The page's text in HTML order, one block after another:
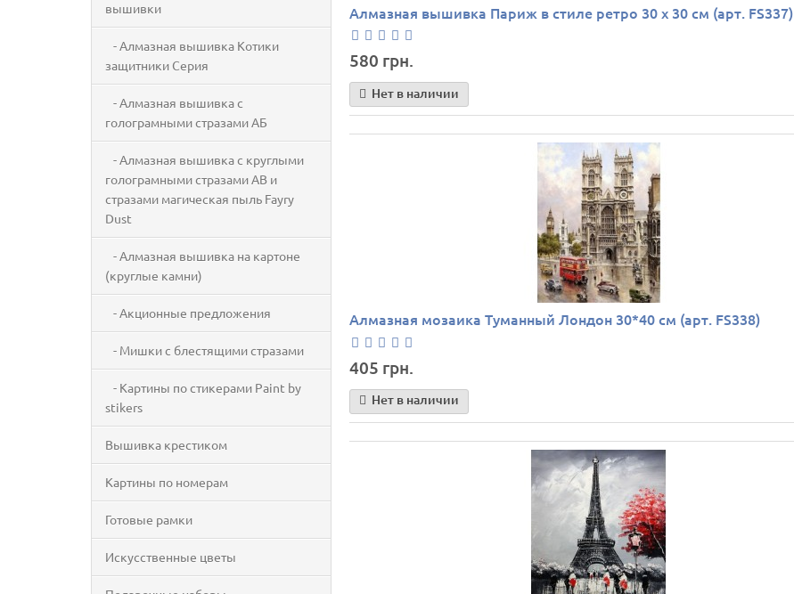
вышивки
- Алмазная вышивка Котики
защитники Серия
- Алмазная вышивка с
голограмными стразами АБ
- Алмазная вышивка с круглыми
голограмными стразами AB и
стразами магическая пыль Fayry
Dust
- Алмазная вышивка на картоне
(круглые камни)
- Акционные предложения
- Мишки с блестящими стразами
- Картины по стикерами Paint by
stikers
Вышивка крестиком
Картины по номерам
Готовые рамки
Искусственные цветы
Алмазная вышивка Париж в стиле ретро 30 х 30 см (арт. FS337)
580 грн.
Нет в наличии
Алмазная мозаика Туманный Лондон 30*40 см (арт. FS338)
405 грн.
Нет в наличии